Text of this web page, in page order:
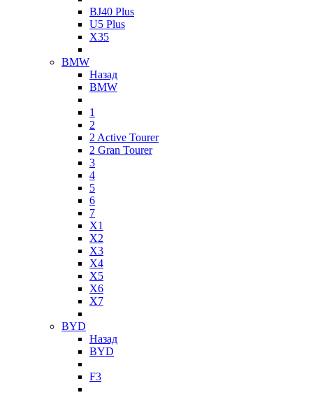
BJ40 Plus
U5 Plus
X35
BMW
Назад
BMW
1
2
2 Active Tourer
2 Gran Tourer
3
4
5
6
7
X1
X2
X3
X4
X5
X6
X7
BYD
Назад
BYD
F3